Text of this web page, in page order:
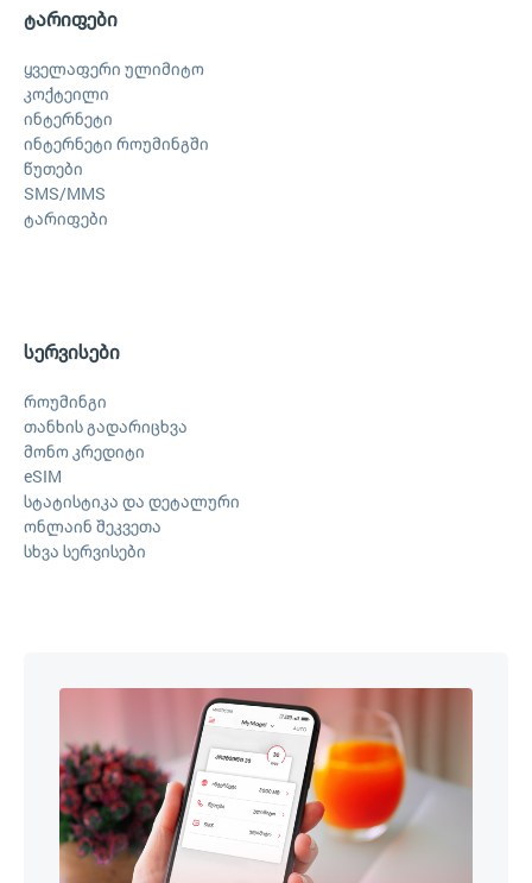
ტარიფები
ყველაფერი ულიმიტო
კოქტეილი
ინტერნეტი
ინტერნეტი როუმინგში
წუთები
SMS/MMS
ტარიფები
სერვისები
როუმინგი
თანხის გადარიცხვა
მონო კრედიტი
eSIM
სტატისტიკა და დეტალური
ონლაინ შეკვეთა
სხვა სერვისები